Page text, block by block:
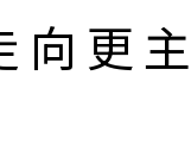
向更